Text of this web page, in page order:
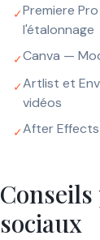
✓Premiere
l'étalonnage
✓Canva —
✓Artlist et
vidéos
✓After
sociaux